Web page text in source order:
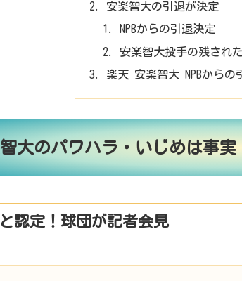
安楽智大の引退が決定
NPBからの引退決定
安楽智大投手の残され
楽天 安楽智大 NPBから
大のパワハラ・いじめは事
認定！球団が記者会見